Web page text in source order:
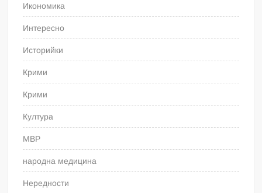
Икономика
Интересно
Историйки
Крими
Крими
Култура
МВР
народна медицина
Нередности